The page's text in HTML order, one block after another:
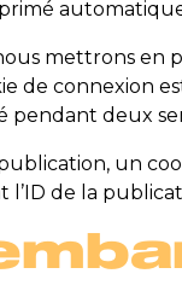
mettrons en
de connexion
pendant deux
un
de la